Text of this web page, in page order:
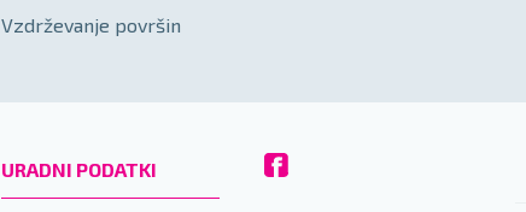
Vzdrževanje površin
URADNI PODATKI